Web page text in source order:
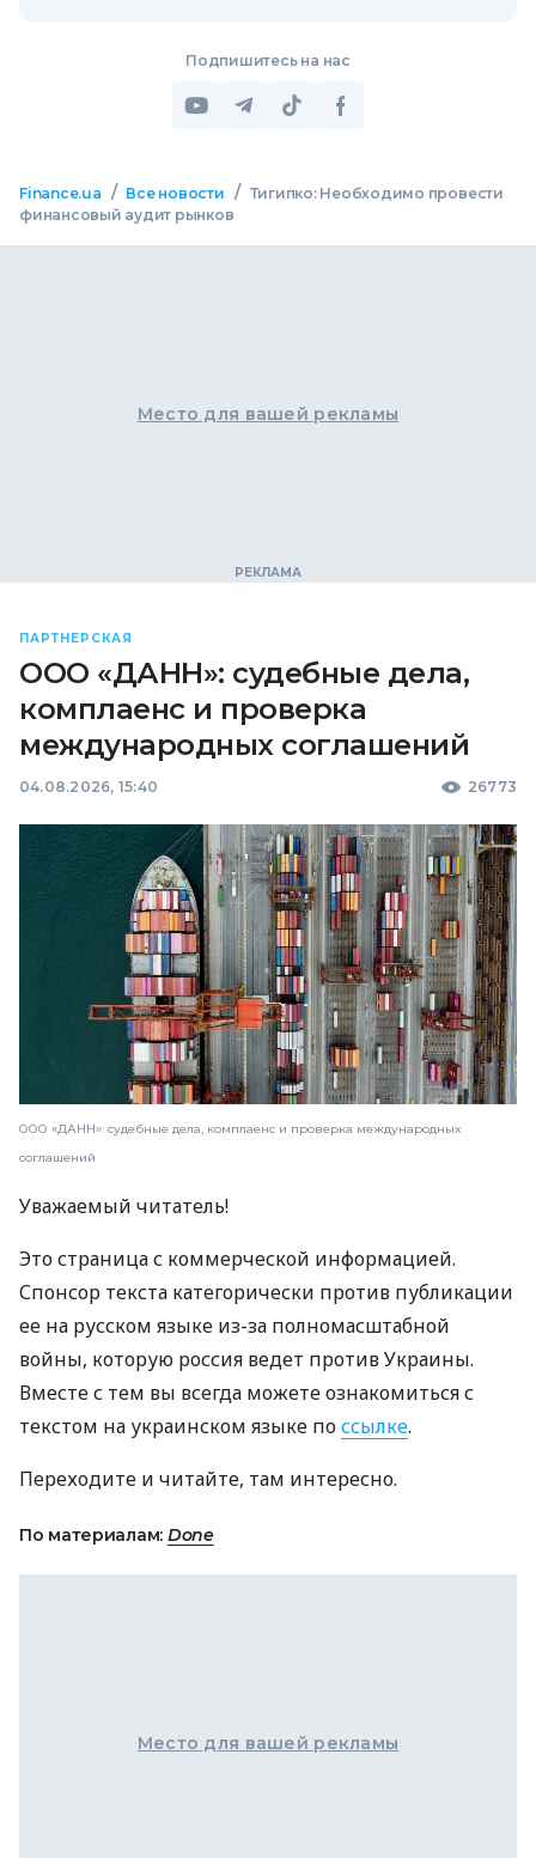
Подпишитесь на нас
Finance.ua / Все новости / Тигипко: Необходимо провести
финансовый аудит рынков
Место для вашей рекламы
ПАРТНЕРСКАЯ
ООО «ДАНН»: судебные дела,
комплаенс и проверка
международных соглашений
04.08.2026, 15:40 26773
ООО «ДАНН»: судебные дела, комплаенс и проверка международных
соглашений
Уважаемый читатель!
Это страница с коммерческой информацией.
Спонсор текста категорически против публикации
ее на русском языке из-за полномасштабной
войны, которую россия ведет против Украины.
Вместе с тем вы всегда можете ознакомиться с
текстом на украинском языке поссылке.
Переходите и читайте, там интересно.
По материалам: Done
Место для вашей рекламы